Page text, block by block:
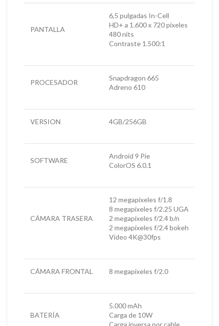
PANTALLA
6,5 pulgadas In-Cell
HD+ a 1.600 x 720 píxeles
480 nits
Contraste 1.500:1
PROCESADOR
Snapdragon 665
Adreno 610
VERSION 4GB/256GB
SOFTWARE
Android 9 Pie
ColorOS 6.0.1
CÁMARA TRASERA
12 megapíxeles f/1.8
8 megapíxeles f/2.25 UGA
2 megapíxeles f/2.4 b/n
2 megapíxeles f/2.4 bokeh
Vídeo 4K@30fps
CÁMARA FRONTAL 8 megapíxeles f/2.0
BATERÍA
5.000 mAh
Carga de 10W